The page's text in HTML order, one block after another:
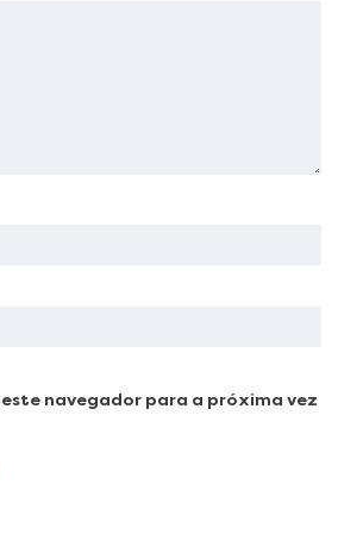
navegador para a próxima vez